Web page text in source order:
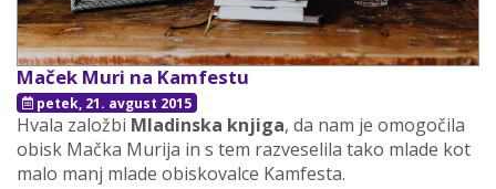
Maček Muri na Kamfestu
petek, 21. avgust 2015
Hvala založbi Mladinska knjiga, da nam je omogočila
obisk Mačka Murija in s tem razveselila tako mlade kot
malo manj mlade obiskovalce Kamfesta.